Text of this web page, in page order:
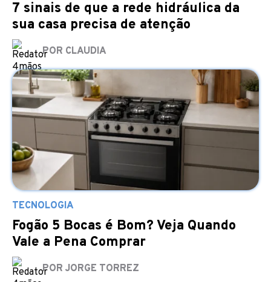
7 sinais de que a rede hidráulica da
sua casa precisa de atenção
POR CLAUDIA
TECNOLOGIA
Fogão 5 Bocas é Bom? Veja Quando
Vale a Pena Comprar
POR JORGE TORREZ